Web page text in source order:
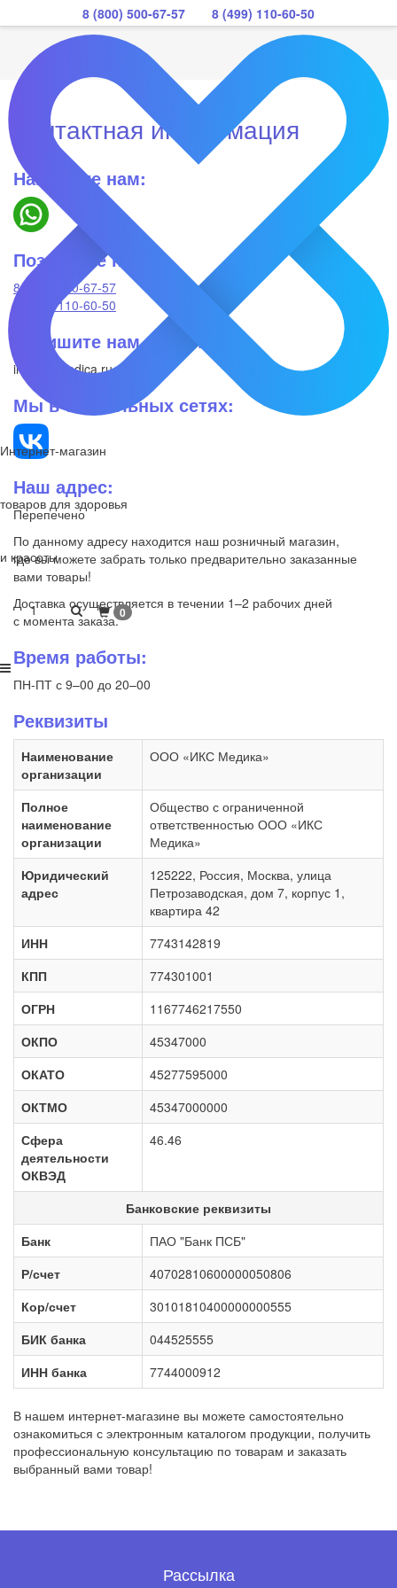
8 (800) 500-67-57 8 (499) 110-60-50
Интернет-магазин
товаров для здоровья
и красоты
1 0
Контактная информация
Напишите нам:
Позвоните нам:
8 (800)
500-67-57
8 (499) 110-60-50
Напишите нам на почту:
info@x-medica.ru
Мы в социальных сетях:
Наш адрес:
Перепечено
По данному адресу находится наш розничный магазин,
где вы можете забрать только предварительно заказанные
вами товары!
Доставка осуществляется в течении 1–2 рабочих дней
с момента заказа.
Время работы:
ПН-ПТ с 9–00 до 20–00
Реквизиты
Наименование
организации
ООО «ИКС Медика»
Полное
наименование
организации
Общество с ограниченной
ответственностью ООО «ИКС
Медика»
Юридический
адрес
125222, Россия, Москва, улица
Петрозаводская, дом 7, корпус 1,
квартира 42
ИНН
7743142819
КПП
774301001
ОГРН
1167746217550
ОКПО
45347000
ОКАТО
45277595000
ОКТМО
45347000000
Сфера
деятельности
ОКВЭД
46.46
Банковские реквизиты
Банк
ПАО "Банк ПСБ"
Р/счет
40702810600000050806
Кор/счет
30101810400000000555
БИК банка
044525555
ИНН банка
7744000912
В нашем интернет-магазине вы можете самостоятельно
ознакомиться с электронным каталогом продукции, получить
профессиональную консультацию по товарам и заказать
выбранный вами товар!
Рассылка